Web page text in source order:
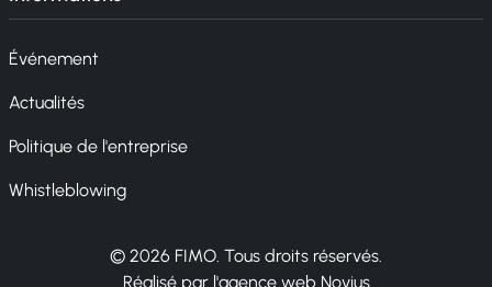
Événement
Actualités
Politique de l'entreprise
Whistleblowing
© 2026 FIMO. Tous droits réservés.
Réalisé par l'agence web Novius